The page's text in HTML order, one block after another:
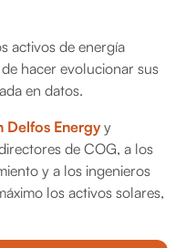
activos de energía
hacer evolucionar sus
en datos.
Delfos Energyy
de COG, a los
y a los ingenieros
los activos solares,